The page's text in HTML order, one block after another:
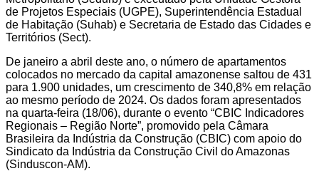
de Projetos Especiais (UGPE), Superintendência Estadual
de Habitação (Suhab) e Secretaria de Estado das Cidades e
Territórios (Sect).
De janeiro a abril deste ano, o número de apartamentos
colocados no mercado da capital amazonense saltou de 431
para 1.900 unidades, um crescimento de 340,8% em relação
ao mesmo período de 2024. Os dados foram apresentados
na quarta-feira (18/06), durante o evento “CBIC Indicadores
Regionais – Região Norte”, promovido pela Câmara
Brasileira da Indústria da Construção (CBIC) com apoio do
Sindicato da Indústria da Construção Civil do Amazonas
(Sinduscon-AM).